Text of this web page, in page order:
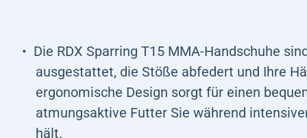
Die RDX Sparring T15 MMA-Handschuhe
ausgestattet, die Stöße abfedert und Ihre
ergonomische Design sorgt für einen
atmungsaktive Futter Sie während
hält.